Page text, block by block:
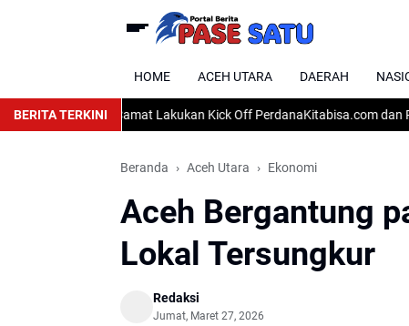
HOME ACEH UTARA DAERAH
BERITA TERKINI
Cot Girek, Camat Lakukan Kick Off PerdanaKitabisa.com dan
Beranda Aceh Utara Ekonomi
Aceh Bergantung
Lokal Tersungkur
Redaksi
Jumat, Maret 27, 2026